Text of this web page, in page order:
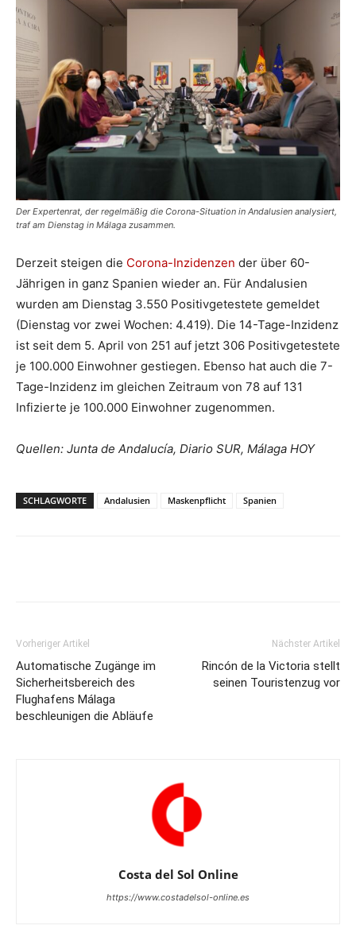
Der Expertenrat, der regelmäßig die Corona-Situation in Andalusien analysiert,
traf am Dienstag in Málaga zusammen.
Derzeit steigen die Corona-Inzidenzen der über 60-
Jährigen in ganz Spanien wieder an. Für Andalusien
wurden am Dienstag 3.550 Positivgetestete gemeldet
(Dienstag vor zwei Wochen: 4.419). Die 14-Tage-Inzidenz
ist seit dem 5. April von 251 auf jetzt 306 Positivgetestete
je 100.000 Einwohner gestiegen. Ebenso hat auch die 7-
Tage-Inzidenz im gleichen Zeitraum von 78 auf 131
Infizierte je 100.000 Einwohner zugenommen.
Quellen: Junta de Andalucía, Diario SUR, Málaga HOY
SCHLAGWORTE Andalusien Maskenpflicht Spanien
Vorheriger Artikel
Automatische Zugänge im
Sicherheitsbereich des
Flughafens Málaga
beschleunigen die Abläufe
Nächster Artikel
Rincón de la Victoria stellt
seinen Touristenzug vor
Costa del Sol Online
https://www.costadelsol-online.es